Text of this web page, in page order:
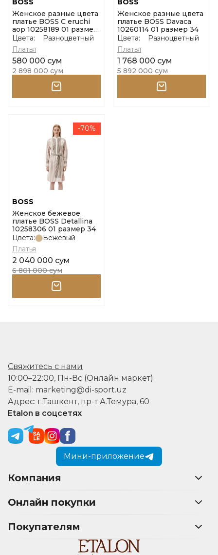
BOSS
Женское разные цвета
платье BOSS C eruchi
aop 10258189 01 размер
xs
Цвета:
Разноцветный
Платья
580 000 сум
2 898 000 сум
BOSS
Женское разные цвета
платье BOSS Davaca
10260114 01 размер 34
Цвета:
Разноцветный
Платья
1 768 000 сум
5 892 000 сум
-70%
BOSS
Женское бежевое
платье BOSS Detallina
10258306 01 размер 34
Цвета:
Бежевый
Платья
2 040 000 сум
6 801 000 сум
Свяжитесь с нами
10:00–22:00, Пн-Вс (Онлайн маркет)
E-mail: marketing@di-sport.uz
Адрес: г.Ташкент, пр-т А.Темура, 60
Etalon в соцсетях
Мини-приложение
Компания
Онлайн покупки
Покупателям